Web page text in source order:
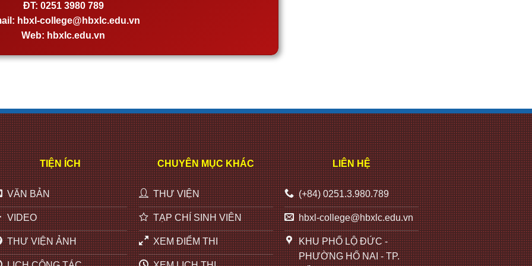
ĐT: 0251 3980 789
hbxl-college@hbxlc.edu.vn
Web: hbxlc.edu.vn
TIỆN ÍCH
VĂN BẢN
VIDEO
THƯ VIỆN ẢNH
CHUYÊN MỤC KHÁC
THƯ VIỆN
TẠP CHÍ SINH VIÊN
XEM ĐIỂM THI
LIÊN HỆ
(+84) 0251.3.980.789
hbxl-college@hbxlc.edu.vn
KHU PHỐ LỘ ĐỨC -
PHƯỜNG HỐ NAI - TP.